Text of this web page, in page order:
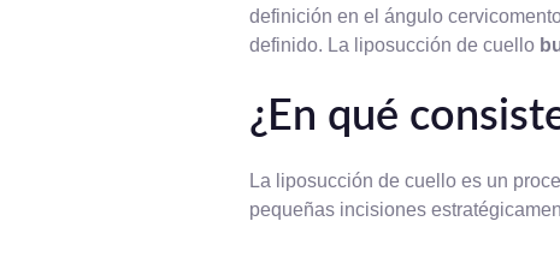
definición en el ángulo
definido. La liposucción de cuello
¿En qué
La liposucción de cuello es un
pequeñas incisiones